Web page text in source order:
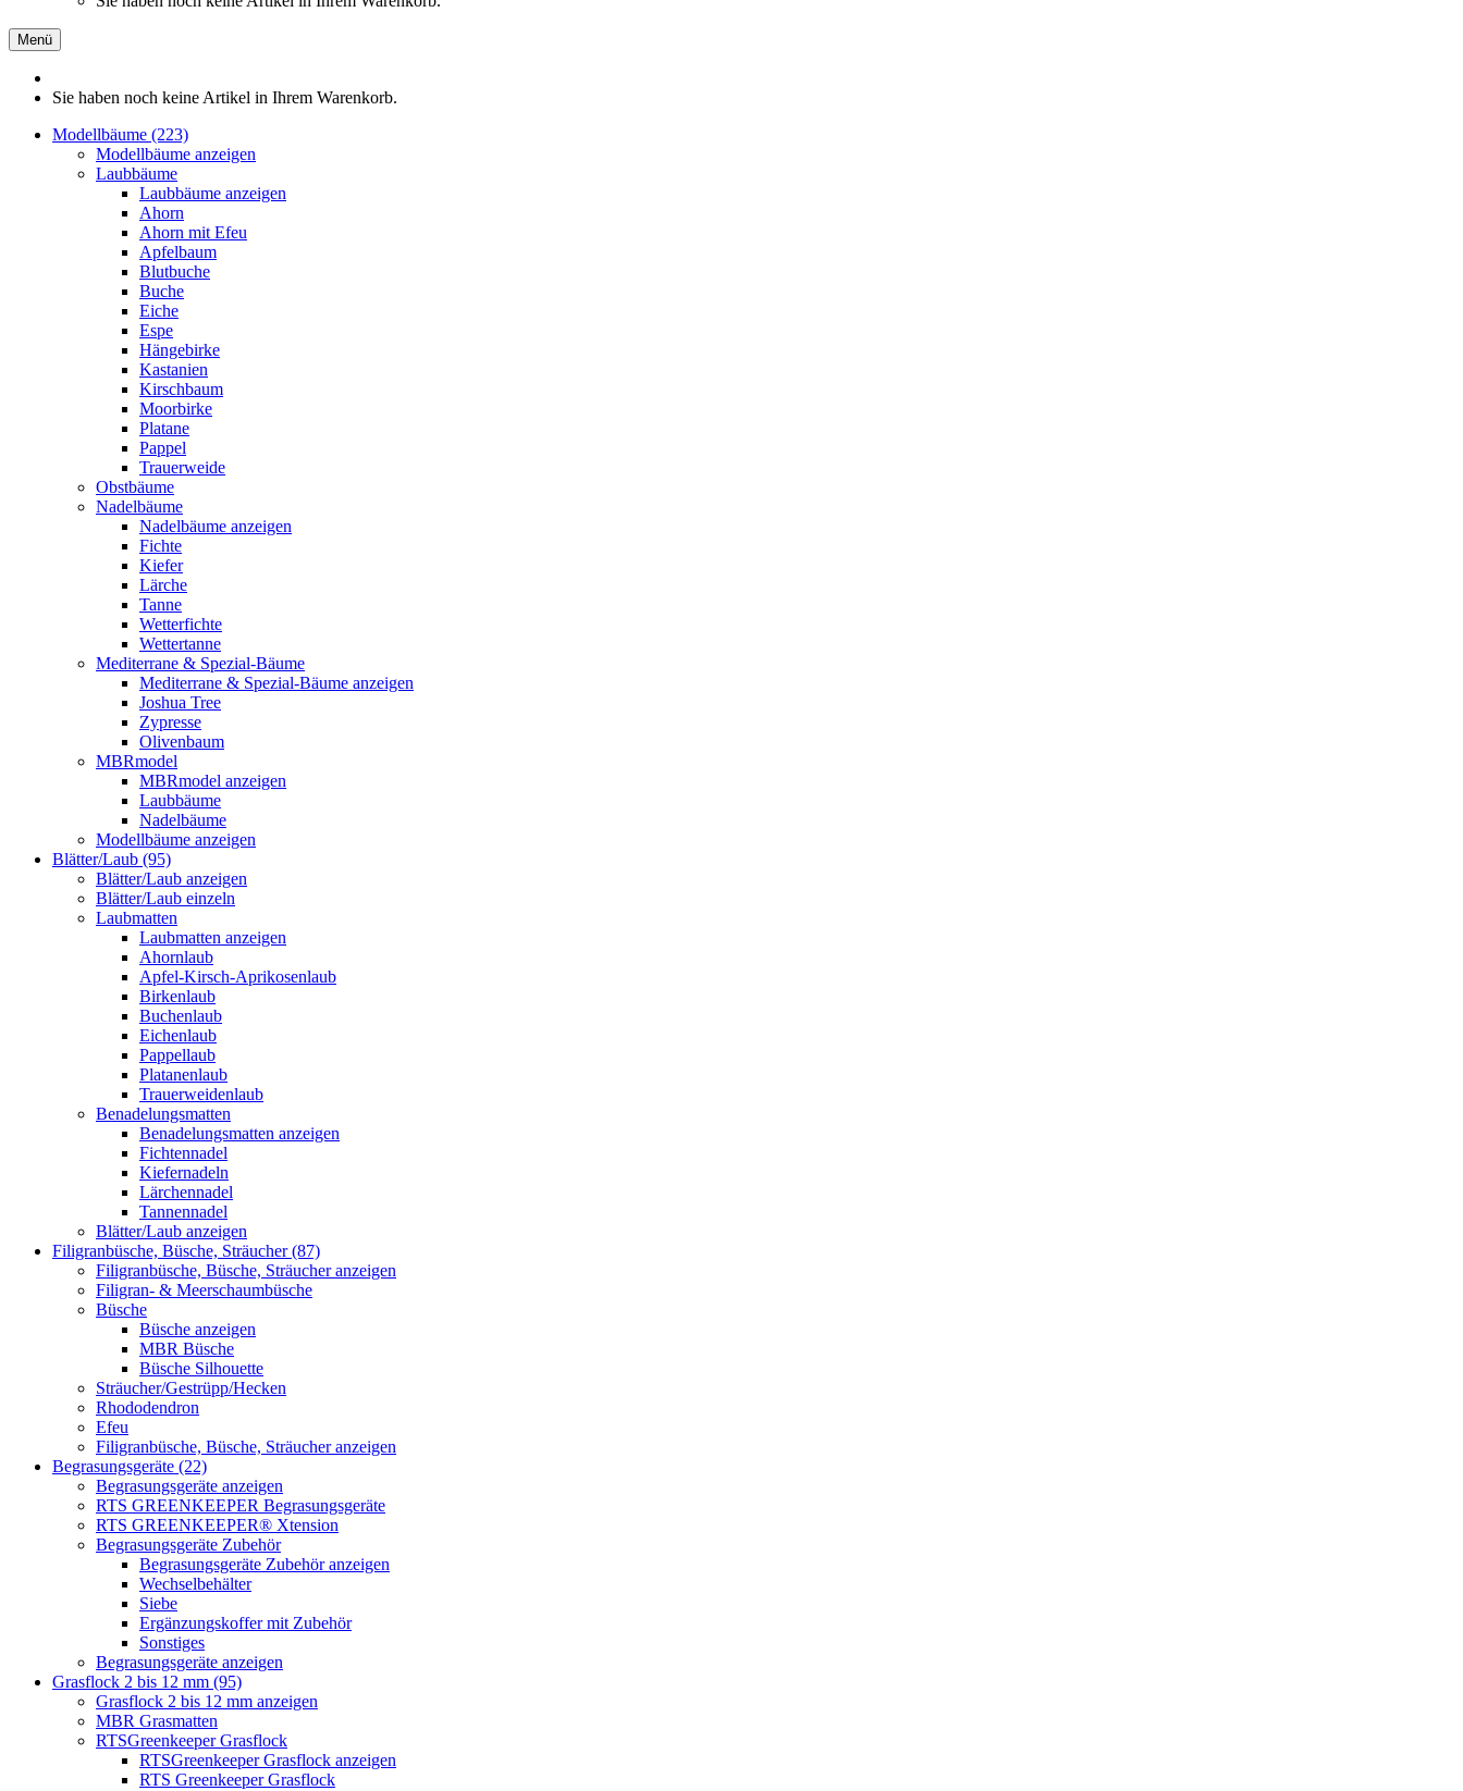
Menü
Sie haben noch keine Artikel in Ihrem Warenkorb.
Modellbäume (223)
Modellbäume anzeigen
Laubbäume
Laubbäume anzeigen
Ahorn
Ahorn mit Efeu
Apfelbaum
Blutbuche
Buche
Eiche
Espe
Hängebirke
Kastanien
Kirschbaum
Moorbirke
Platane
Pappel
Trauerweide
Obstbäume
Nadelbäume
Nadelbäume anzeigen
Fichte
Kiefer
Lärche
Tanne
Wetterfichte
Wettertanne
Mediterrane & Spezial-Bäume
Mediterrane & Spezial-Bäume anzeigen
Joshua Tree
Zypresse
Olivenbaum
MBRmodel
MBRmodel anzeigen
Laubbäume
Nadelbäume
Modellbäume anzeigen
Blätter/Laub (95)
Blätter/Laub anzeigen
Blätter/Laub einzeln
Laubmatten
Laubmatten anzeigen
Ahornlaub
Apfel-Kirsch-Aprikosenlaub
Birkenlaub
Buchenlaub
Eichenlaub
Pappellaub
Platanenlaub
Trauerweidenlaub
Benadelungsmatten
Benadelungsmatten anzeigen
Fichtennadel
Kiefernadeln
Lärchennadel
Tannennadel
Blätter/Laub anzeigen
Filigranbüsche, Büsche, Sträucher (87)
Filigranbüsche, Büsche, Sträucher anzeigen
Filigran- & Meerschaumbüsche
Büsche
Büsche anzeigen
MBR Büsche
Büsche Silhouette
Sträucher/Gestrüpp/Hecken
Rhododendron
Efeu
Filigranbüsche, Büsche, Sträucher anzeigen
Begrasungsgeräte (22)
Begrasungsgeräte anzeigen
RTS GREENKEEPER Begrasungsgeräte
RTS GREENKEEPER® Xtension
Begrasungsgeräte Zubehör
Begrasungsgeräte Zubehör anzeigen
Wechselbehälter
Siebe
Ergänzungskoffer mit Zubehör
Sonstiges
Begrasungsgeräte anzeigen
Grasflock 2 bis 12 mm (95)
Grasflock 2 bis 12 mm anzeigen
MBR Grasmatten
RTSGreenkeeper Grasflock
RTSGreenkeeper Grasflock anzeigen
RTS Greenkeeper Grasflock